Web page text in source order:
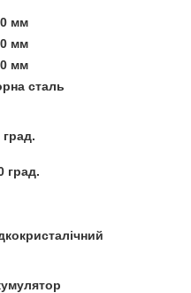
мм
мм
мм
сталь
град.
град.